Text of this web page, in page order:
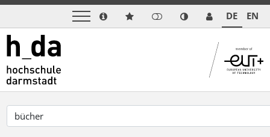
DE EN